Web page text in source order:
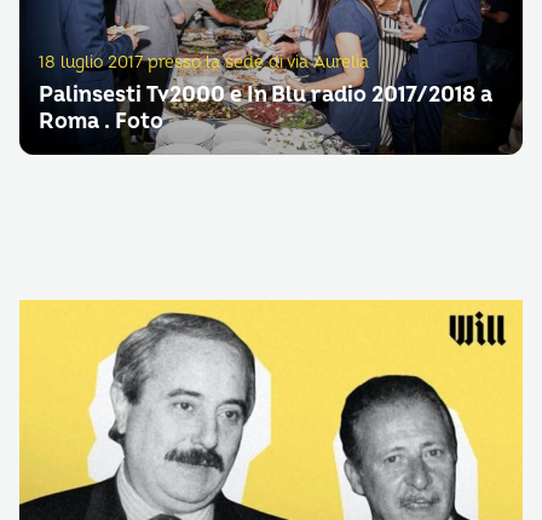
18 luglio 2017 presso la sede di via Aurelia
Palinsesti Tv2000 e In Blu radio 2017/2018 a
Roma . Foto